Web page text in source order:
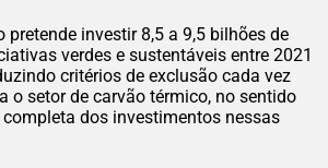
pretende investir 8,5 a 9,5 bilhões de
verdes e sustentáveis entre 2021
critérios de exclusão cada vez
o setor de carvão térmico, no sentido
dos investimentos nessas